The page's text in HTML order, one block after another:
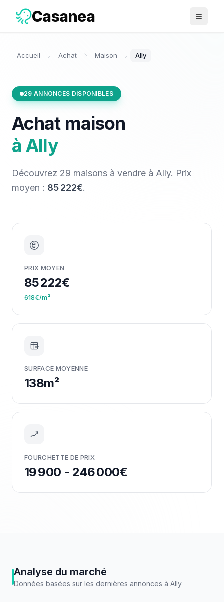
Casanea Ouvrir
Accueil Achat Maison Ally
29 ANNONCES DISPONIBLES
Achat maison
àAlly
Découvrez 29 maisons à vendre à Ally. Prix
moyen : 85 222€.
PRIX MOYEN
85 222€
618€/m²
m²
SURFACE MOYENNE
138m²
FOURCHETTE DE PRIX
19 900 - 246 000€
Analyse du marché
Données basées sur les dernières annonces à Ally